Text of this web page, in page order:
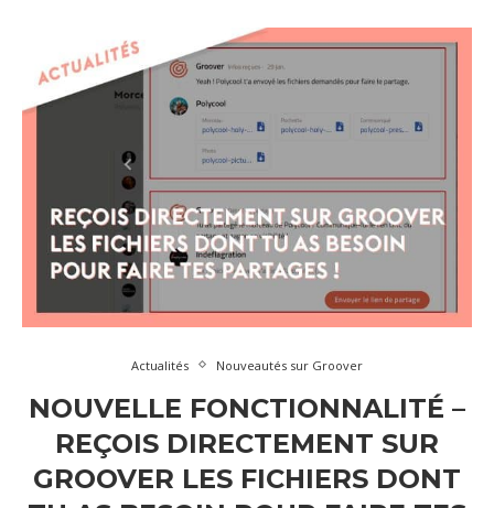
Actualités Nouveautés sur Groover
NOUVELLE FONCTIONNALITÉ –
REÇOIS DIRECTEMENT SUR
GROOVER LES FICHIERS DONT